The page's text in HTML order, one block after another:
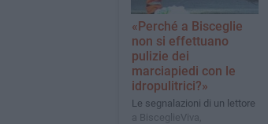
«Perché a Bisceglie
non si effettuano
pulizie dei
marciapiedi con le
idropulitrici?»
Le segnalazioni di un lettore
a BisceglieViva,